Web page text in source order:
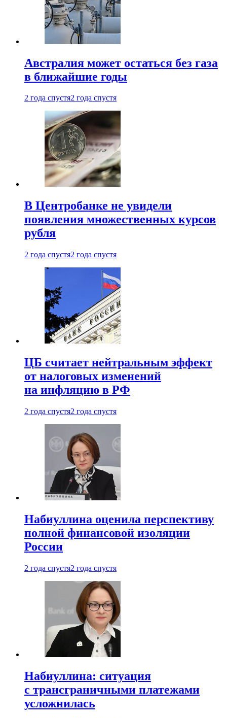
Австралия может остаться без газа
в ближайшие годы
2 года спустя2 года спустя
В Центробанке не увидели
появления множественных курсов
рубля
2 года спустя2 года спустя
ЦБ считает нейтральным эффект
от налоговых изменений
на инфляцию в РФ
2 года спустя2 года спустя
Набиуллина оценила перспективу
полной финансовой изоляции
России
2 года спустя2 года спустя
Набиуллина: ситуация
с трансграничными платежами
усложнилась